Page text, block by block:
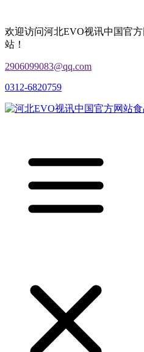
欢迎访问河北EVO视讯中国官
站！
2906099083@qq.com
0312-6820759